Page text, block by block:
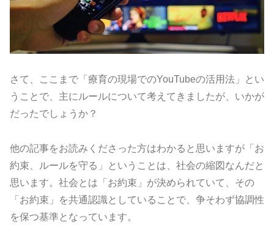
さて、ここまで「療育の現場でのYouTubeの活用法」とい
うことで、主にルールについて考えてきましたが、いかが
だったでしょうか？
他の記事をお読みくださった方はわかると思いますが「お
約束、ルールを守る」ということは、社会の縮図なんだと
思います。社会とは「お約束」が決められていて、その
「お約束」を共通認識としていることで、争そわず協調性
を保つ基準となっています。